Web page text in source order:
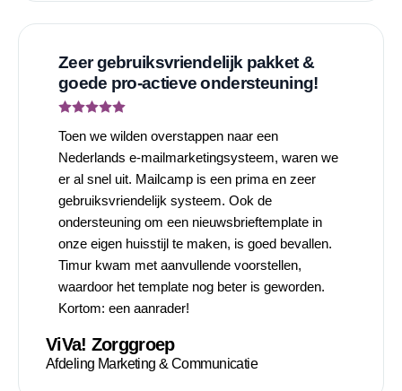
Zeer gebruiksvriendelijk pakket &
goede pro-actieve ondersteuning!
Toen we wilden overstappen naar een
Nederlands e-mailmarketingsysteem, waren we
er al snel uit. Mailcamp is een prima en zeer
gebruiksvriendelijk systeem. Ook de
ondersteuning om een nieuwsbrieftemplate in
onze eigen huisstijl te maken, is goed bevallen.
Timur kwam met aanvullende voorstellen,
waardoor het template nog beter is geworden.
Kortom: een aanrader!
ViVa! Zorggroep
Afdeling Marketing & Communicatie